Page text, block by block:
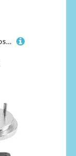
Asyduey Metall RC Auto Karosserie Post Halter HüLle Spalte für A949 A959 A969 A979 K929 A959-B 1/18 RC Auto Upgrade Teile,